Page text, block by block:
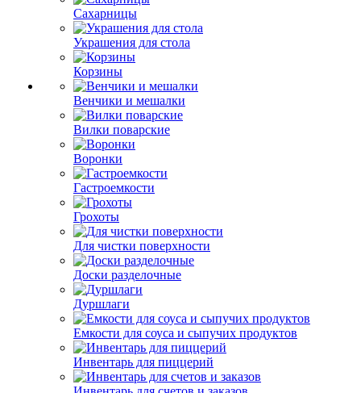
Сахарницы
Украшения для стола
Корзины
Венчики и мешалки
Вилки поварские
Воронки
Гастроемкости
Грохоты
Для чистки поверхности
Доски разделочные
Дуршлаги
Емкости для соуса и сыпучих продуктов
Инвентарь для пиццерий